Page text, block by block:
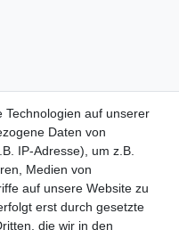
einen Vertriebspartner in
Technologien auf unserer
Daten von
IP-Adresse), um z.B.
Medien von
auf unsere Website zu
erst durch gesetzte
die wir in den